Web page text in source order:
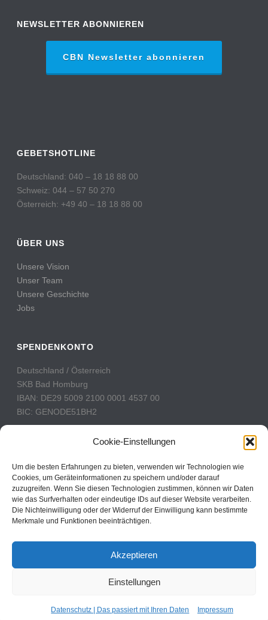
Cookie-Einstellungen
Um die besten Erfahrungen zu bieten, verwenden wir Technologien wie
Cookies, um Geräteinformationen zu speichern und/oder darauf
zuzugreifen. Wenn Sie diesen Technologien zustimmen, können wir Daten
wie das Surfverhalten oder eindeutige IDs auf dieser Website verarbeiten.
Die Nichteinwilligung oder der Widerruf der Einwilligung kann bestimmte
Merkmale und Funktionen beeinträchtigen.
Akzeptieren
Einstellungen
Datenschutz | Das passiert mit Ihren Daten Impressum
NEWSLETTER ABONNIEREN
CBN Newsletter abonnieren
GEBETSHOTLINE
Deutschland: 040 – 18 18 88 00
Schweiz: 044 – 57 50 270
Österreich: +49 40 – 18 18 88 00
ÜBER UNS
Unsere Vision
Unser Team
Unsere Geschichte
Jobs
SPENDENKONTO
Deutschland / Österreich
SKB Bad Homburg
IBAN: DE29 5009 2100 0001 4537 00
BIC: GENODE51BH2
Konto: 60-742493-7
IBAN: CH31 0900 0000 6074 2493 7
BIC: POFICHBEXXX
CBN Deutschland © 2024
Kontakt
Impressum
Cookie Policy